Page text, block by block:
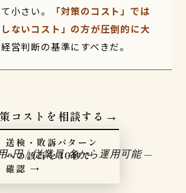
小さい。
「対策のコスト」では
ないコスト」の方が圧倒的に大
営判断の基準にすべきだ。
コストを相談する →
0円 / 従業員1名から運用可能 —
送検・敗訴パターン
への該当を30秒で
確認 →